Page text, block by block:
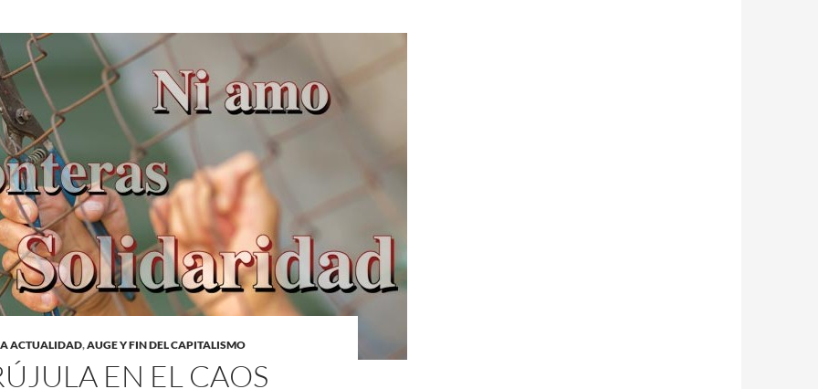
ACTUALIDAD,AUGE Y FIN DEL CAPITALISMO
EN EL CAOS